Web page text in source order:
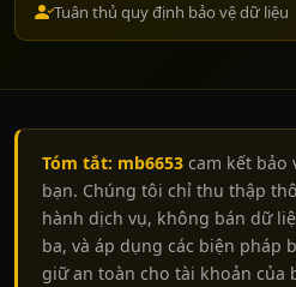
Tuân thủ quy định bảo vệ dữ liệu
Tóm tắt: mb6653 cam kết bảo
bạn. Chúng tôi chỉ thu thập
hành dịch vụ, không bán dữ
ba, và áp dụng các biện pháp
giữ an toàn cho tài khoản của